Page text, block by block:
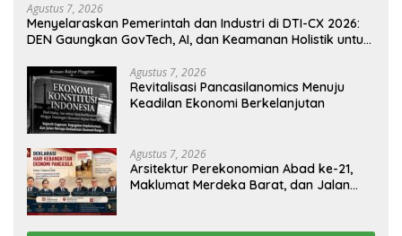
Agustus 7, 2026
Menyelaraskan Pemerintah dan Industri di DTI-CX 2026:
DEN Gaungkan GovTech, AI, dan Keamanan Holistik untuk
Agustus 7, 2026
Revitalisasi Pancasilanomics Menuju
Keadilan Ekonomi Berkelanjutan
Agustus 7, 2026
Arsitektur Perekonomian Abad ke-21,
Maklumat Merdeka Barat, dan Jalan